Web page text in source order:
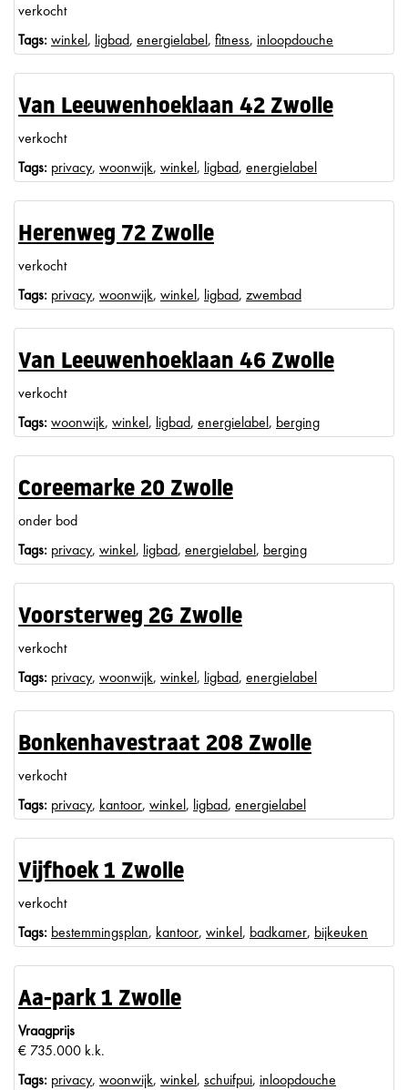
verkocht
Tags:winkel, ligbad, energielabel, fitness, inloopdouche
Van Leeuwenhoeklaan 42 Zwolle
verkocht
Tags: privacy, woonwijk, winkel, ligbad, energielabel
Herenweg 72 Zwolle
verkocht
Tags: privacy, woonwijk, winkel, ligbad, zwembad
Van Leeuwenhoeklaan 46 Zwolle
verkocht
Tags:woonwijk, winkel, ligbad, energielabel, berging
Coreemarke 20 Zwolle
onder bod
Tags: privacy, winkel, ligbad, energielabel, berging
Voorsterweg 2G Zwolle
verkocht
Tags: privacy, woonwijk, winkel, ligbad, energielabel
Bonkenhavestraat 208 Zwolle
verkocht
Tags: privacy, kantoor, winkel, ligbad, energielabel
Vijfhoek 1 Zwolle
verkocht
Tags: bestemmingsplan, kantoor, winkel, badkamer, bijkeuken
Aa-park 1 Zwolle
Vraagprijs
€ 735.000 k.k.
Tags: privacy, woonwijk, winkel, schuifpui, inloopdouche